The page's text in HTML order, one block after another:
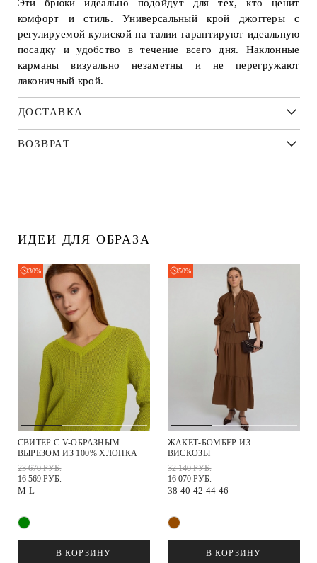
Эти брюки идеально подойдут для тех, кто ценит
комфорт и стиль. Универсальный крой джоггеры с
регулируемой кулиской на талии гарантируют идеальную
посадку и удобство в течение всего дня. Наклонные
карманы визуально незаметны и не перегружают
лаконичный крой.
ДОСТАВКА
ВОЗВРАТ
ИДЕИ ДЛЯ ОБРАЗА
30%
СВИТЕР С V-ОБРАЗНЫМ
ВЫРЕЗОМ ИЗ 100% ХЛОПКА
23 670 РУБ.
16 569 РУБ.
M L
В КОРЗИНУ
50%
ЖАКЕТ-БОМБЕР ИЗ
ВИСКОЗЫ
32 140 РУБ.
16 070 РУБ.
38 40 42 44 46
В КОРЗИНУ